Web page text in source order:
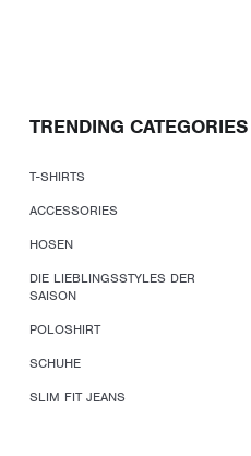
TRENDING CATEGORIES
T-SHIRTS
ACCESSORIES
HOSEN
DIE LIEBLINGSSTYLES DER
SAISON
POLOSHIRT
SCHUHE
SLIM FIT JEANS